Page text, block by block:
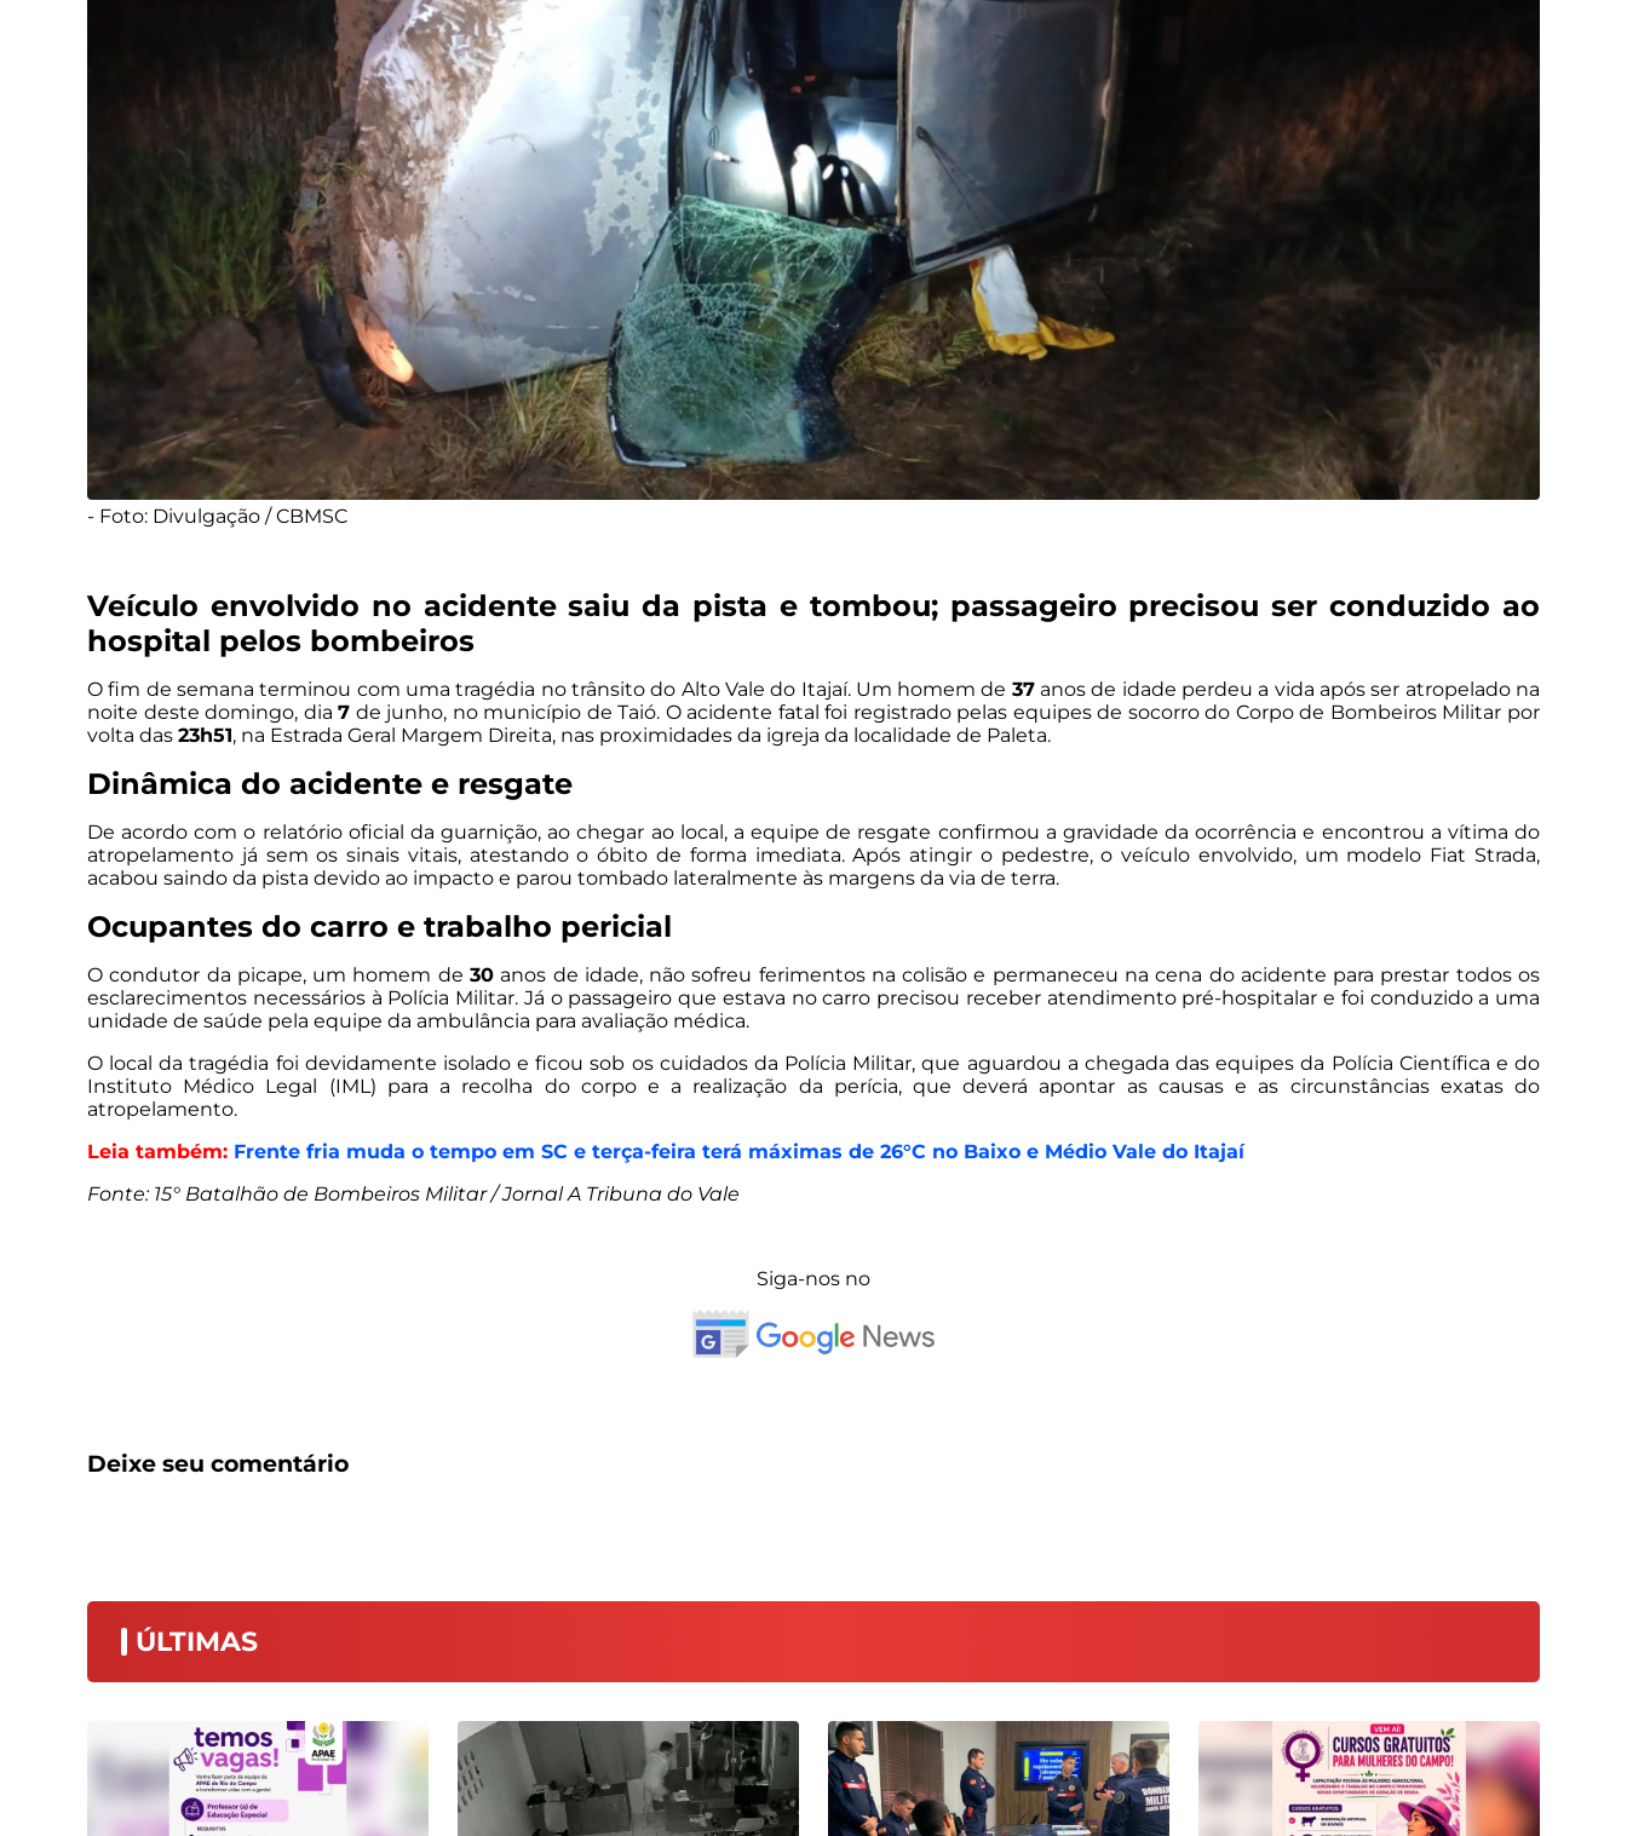
- Foto: Divulgação / CBMSC
Veículo envolvido no acidente saiu da pista e tombou; passageiro precisou ser conduzido ao
hospital pelos bombeiros
O fim de semana terminou com uma tragédia no trânsito do Alto Vale do Itajaí. Um homem de 37anos de idade perdeu a vida após ser atropelado na
noite deste domingo, dia7 de junho, no município de Taió. O acidente fatal foi registrado pelas equipes de socorro do Corpo de Bombeiros Militar por
volta das 23h51, na Estrada Geral Margem Direita, nas proximidades da igreja da localidade de Paleta.
Dinâmica do acidente e resgate
De acordo com o relatório oficial da guarnição, ao chegar ao local, a equipe de resgate confirmou a gravidade da ocorrência e encontrou a vítima do
atropelamento já sem os sinais vitais, atestando o óbito de forma imediata. Após atingir o pedestre, o veículo envolvido, um modelo Fiat Strada,
acabou saindo da pista devido ao impacto e parou tombado lateralmente às margens da via de terra.
Ocupantes do carro e trabalho pericial
O condutor da picape, um homem de 30anos de idade, não sofreu ferimentos na colisão e permaneceu na cena do acidente para prestar todos os
esclarecimentos necessários à Polícia Militar. Já o passageiro que estava no carro precisou receber atendimento pré-hospitalar e foi conduzido a uma
unidade de saúde pela equipe da ambulância para avaliação médica.
O local da tragédia foi devidamente isolado e ficou sob os cuidados da Polícia Militar, que aguardou a chegada das equipes da Polícia Científica e do
Instituto Médico Legal (IML) para a recolha do corpo e a realização da perícia, que deverá apontar as causas e as circunstâncias exatas do
atropelamento.
Leia também: Frente fria muda o tempo em SC e terça-feira terá máximas de 26°C no Baixo e Médio Vale do Itajaí
Fonte: 15° Batalhão de Bombeiros Militar / Jornal A Tribuna do Vale
Siga-nos no
Deixe seu comentário
ÚLTIMAS